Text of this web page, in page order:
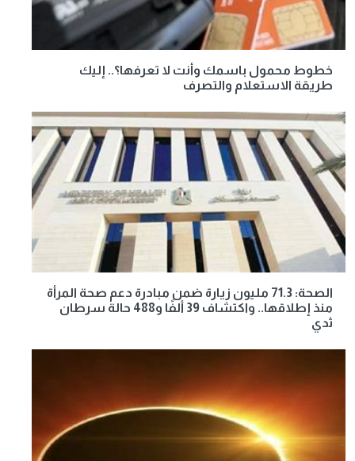
خطوط محمول باسمك وأنت لا تعرفها؟.. إليك
طريقة الاستعلام والتصرف
الصحة: 71.3 مليون زيارة ضمن مبادرة دعم صحة المرأة
منذ إطلاقها.. واكتشاف 39 ألفًا و488 حالة سرطان
ثدي